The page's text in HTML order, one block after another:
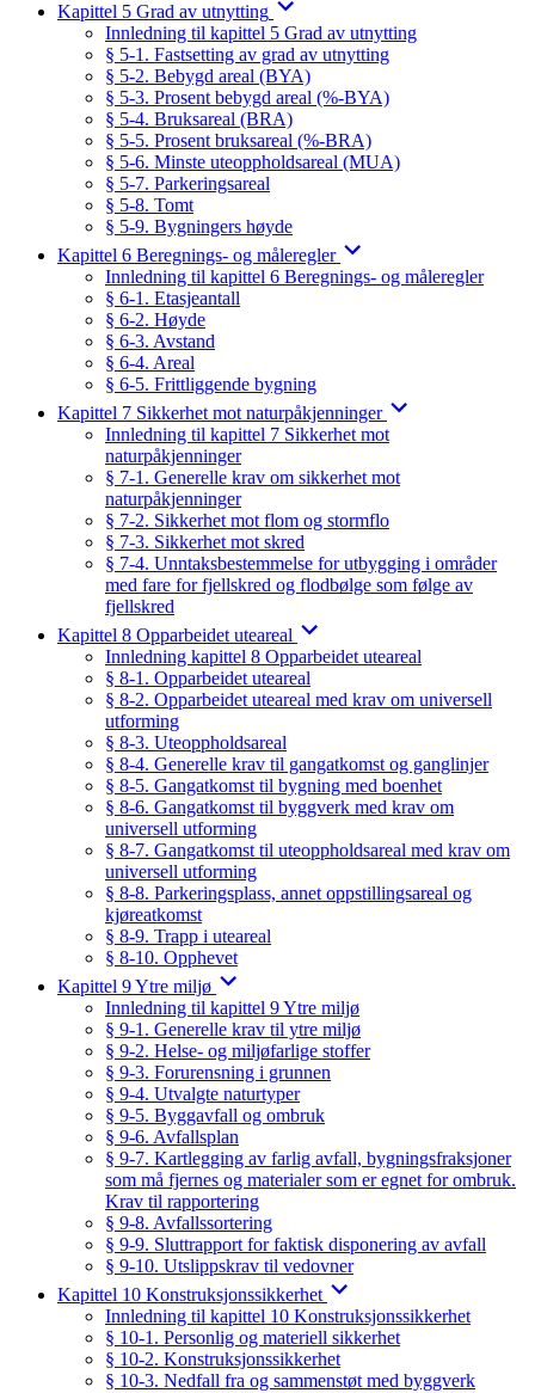
Kapittel 5 Grad av utnytting
Innledning til kapittel 5 Grad av utnytting
§ 5-1. Fastsetting av grad av utnytting
§ 5-2. Bebygd areal (BYA)
§ 5-3. Prosent bebygd areal (%-BYA)
§ 5-4. Bruksareal (BRA)
§ 5-5. Prosent bruksareal (%-BRA)
§ 5-6. Minste uteoppholdsareal (MUA)
§ 5-7. Parkeringsareal
§ 5-8. Tomt
§ 5-9. Bygningers høyde
Kapittel 6 Beregnings- og måleregler
Innledning til kapittel 6 Beregnings- og måleregler
§ 6-1. Etasjeantall
§ 6-2. Høyde
§ 6-3. Avstand
§ 6-4. Areal
§ 6-5. Frittliggende bygning
Kapittel 7 Sikkerhet mot naturpåkjenninger
Innledning til kapittel 7 Sikkerhet mot
naturpåkjenninger
§ 7-1. Generelle krav om sikkerhet mot
naturpåkjenninger
§ 7-2. Sikkerhet mot flom og stormflo
§ 7-3. Sikkerhet mot skred
§ 7-4. Unntaksbestemmelse for utbygging i områder
med fare for fjellskred og flodbølge som følge av
fjellskred
Kapittel 8 Opparbeidet uteareal
Innledning kapittel 8 Opparbeidet uteareal
§ 8-1. Opparbeidet uteareal
§ 8-2. Opparbeidet uteareal med krav om universell
utforming
§ 8-3. Uteoppholdsareal
§ 8-4. Generelle krav til gangatkomst og ganglinjer
§ 8-5. Gangatkomst til bygning med boenhet
§ 8-6. Gangatkomst til byggverk med krav om
universell utforming
§ 8-7. Gangatkomst til uteoppholdsareal med krav om
universell utforming
§ 8-8. Parkeringsplass, annet oppstillingsareal og
kjøreatkomst
§ 8-9. Trapp i uteareal
§ 8-10. Opphevet
Kapittel 9 Ytre miljø
Innledning til kapittel 9 Ytre miljø
§ 9-1. Generelle krav til ytre miljø
§ 9-2. Helse- og miljøfarlige stoffer
§ 9-3. Forurensning i grunnen
§ 9-4. Utvalgte naturtyper
§ 9-5. Byggavfall og ombruk
§ 9-6. Avfallsplan
§ 9-7. Kartlegging av farlig avfall, bygningsfraksjoner
som må fjernes og materialer som er egnet for ombruk.
Krav til rapportering
§ 9-8. Avfallssortering
§ 9-9. Sluttrapport for faktisk disponering av avfall
§ 9-10. Utslippskrav til vedovner
Kapittel 10 Konstruksjonssikkerhet
Innledning til kapittel 10 Konstruksjonssikkerhet
§ 10-1. Personlig og materiell sikkerhet
§ 10-2. Konstruksjonssikkerhet
§ 10-3. Nedfall fra og sammenstøt med byggverk